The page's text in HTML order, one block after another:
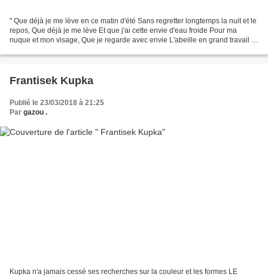
" Que déjà je me lève en ce matin d'été Sans regretter longtemps la nuit et le
repos, Que déjà je me lève Et que j'ai cette envie d'eau froide Pour ma
nuque et mon visage, Que je regarde avec envie L'abeille en grand travail Et
Frantisek Kupka
Publié le 23/03/2018 à 21:25
Par gazou .
Kupka n'a jamais cessé ses recherches sur la couleur et les formes LE